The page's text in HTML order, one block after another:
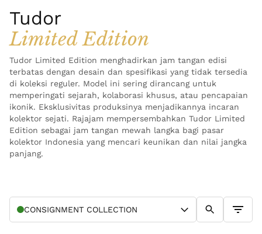
Tudor
Limited Edition
Tudor Limited Edition menghadirkan jam tangan edisi
terbatas dengan desain dan spesifikasi yang tidak tersedia
di koleksi reguler. Model ini sering dirancang untuk
memperingati sejarah, kolaborasi khusus, atau pencapaian
ikonik. Eksklusivitas produksinya menjadikannya incaran
kolektor sejati. Rajajam mempersembahkan Tudor Limited
Edition sebagai jam tangan mewah langka bagi pasar
kolektor Indonesia yang mencari keunikan dan nilai jangka
panjang.
CONSIGNMENT COLLECTION